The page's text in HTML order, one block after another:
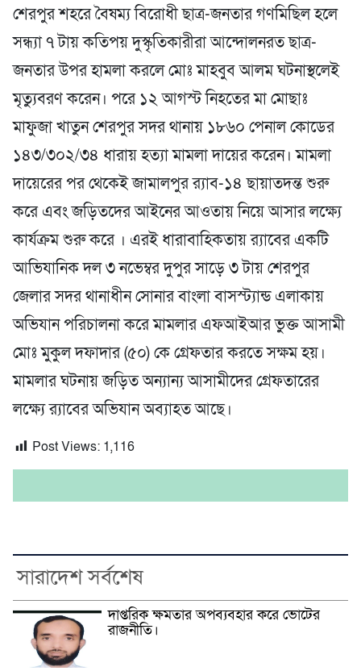
শেরপুর শহরে বৈষম্য বিরোধী ছাত্র-জনতার গণমিছিল হলে
সন্ধ্যা ৭ টায় কতিপয় দুস্কৃতিকারীরা আন্দোলনরত ছাত্র-
জনতার উপর হামলা করলে মোঃ মাহবুব আলম ঘটনাস্থলেই
মৃত্যুবরণ করেন। পরে ১২ আগস্ট নিহতের মা মোছাঃ
মাফুজা খাতুন শেরপুর সদর থানায় ১৮৬০ পেনাল কোডের
১৪৩/৩০২/৩৪ ধারায় হত্যা মামলা দায়ের করেন। মামলা
দায়েরের পর থেকেই জামালপুর র‍্যাব-১৪ ছায়াতদন্ত শুরু
করে এবং জড়িতদের আইনের আওতায় নিয়ে আসার লক্ষ্যে
কার্যক্রম শুরু করে । এরই ধারাবাহিকতায় র‍্যাবের একটি
আভিযানিক দল ৩ নভেম্বর দুপুর সাড়ে ৩ টায় শেরপুর
জেলার সদর থানাধীন সোনার বাংলা বাসস্ট্যান্ড এলাকায়
অভিযান পরিচালনা করে মামলার এফআইআর ভুক্ত আসামী
মোঃ মুকুল দফাদার (৫০) কে গ্রেফতার করতে সক্ষম হয়।
মামলার ঘটনায় জড়িত অন্যান্য আসামীদের গ্রেফতারের
লক্ষ্যে র‍্যাবের অভিযান অব্যাহত আছে।
Post Views: 1,116
সারাদেশ সর্বশেষ
দাপ্তরিক ক্ষমতার অপব্যবহার করে ভোটের
রাজনীতি।